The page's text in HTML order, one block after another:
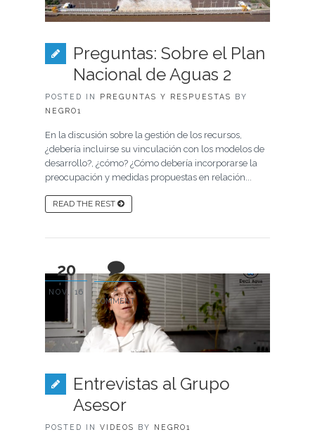
Preguntas: Sobre el Plan
Nacional de Aguas 2
POSTED IN PREGUNTAS Y RESPUESTAS
BY
NEGRO1
En la discusión sobre la gestión de los recursos,
¿debería incluirse su vinculación con los modelos de
desarrollo?, ¿cómo? ¿Cómo debería incorporarse la
preocupación y medidas propuestas en relación...
READ THE REST
Entrevistas al Grupo
Asesor
POSTED IN VIDEOS BY NEGRO1
20
NOV, 16
0
COMMENT